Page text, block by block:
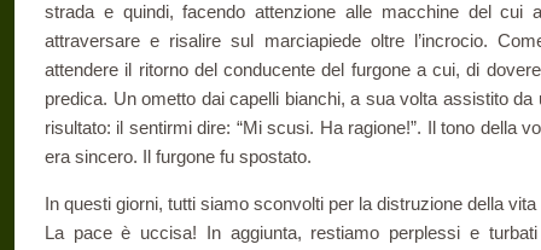
strada e quindi, facendo attenzione alle macchine del cui
attraversare e risalire sul marciapiede oltre l’incrocio.
attendere il ritorno del conducente del furgone a cui, di
predica. Un ometto dai capelli bianchi, a sua volta assistito
risultato: il sentirmi dire: “Mi scusi. Ha ragione!”. Il tono della
era sincero. Il furgone fu spostato.
In questi giorni, tutti siamo sconvolti per la distruzione della
La pace è uccisa! In aggiunta, restiamo perplessi e